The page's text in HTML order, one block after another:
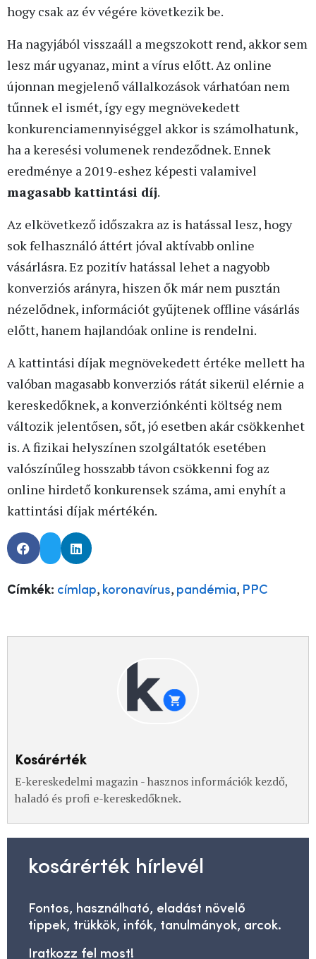
hogy csak az év végére következik be.
Ha nagyjából visszaáll a megszokott rend, akkor sem
lesz már ugyanaz, mint a vírus előtt. Az online
újonnan megjelenő vállalkozások várhatóan nem
tűnnek el ismét, így egy megnövekedett
konkurenciamennyiséggel akkor is számolhatunk,
ha a keresési volumenek rendeződnek. Ennek
eredménye a 2019-eshez képesti valamivel
magasabb kattintási díj.
Az elkövetkező időszakra az is hatással lesz, hogy
sok felhasználó áttért jóval aktívabb online
vásárlásra. Ez pozitív hatással lehet a nagyobb
konverziós arányra, hiszen ők már nem pusztán
nézelődnek, információt gyűjtenek offline vásárlás
előtt, hanem hajlandóak online is rendelni.
A kattintási díjak megnövekedett értéke mellett ha
valóban magasabb konverziós rátát sikerül elérnie a
kereskedőknek, a konverziónkénti költség nem
változik jelentősen, sőt, jó esetben akár csökkenhet
is. A fizikai helyszínen szolgáltatók esetében
valószínűleg hosszabb távon csökkenni fog az
online hirdető konkurensek száma, ami enyhít a
kattintási díjak mértékén.
Címkék: címlap, koronavírus, pandémia, PPC
Kosárérték
E-kereskedelmi magazin - hasznos információk kezdő,
haladó és profi e-kereskedőknek.
kosárérték hírlevél
Fontos, használható, eladást növelő
tippek, trükkök, infók, tanulmányok, arcok.
Iratkozz fel most!